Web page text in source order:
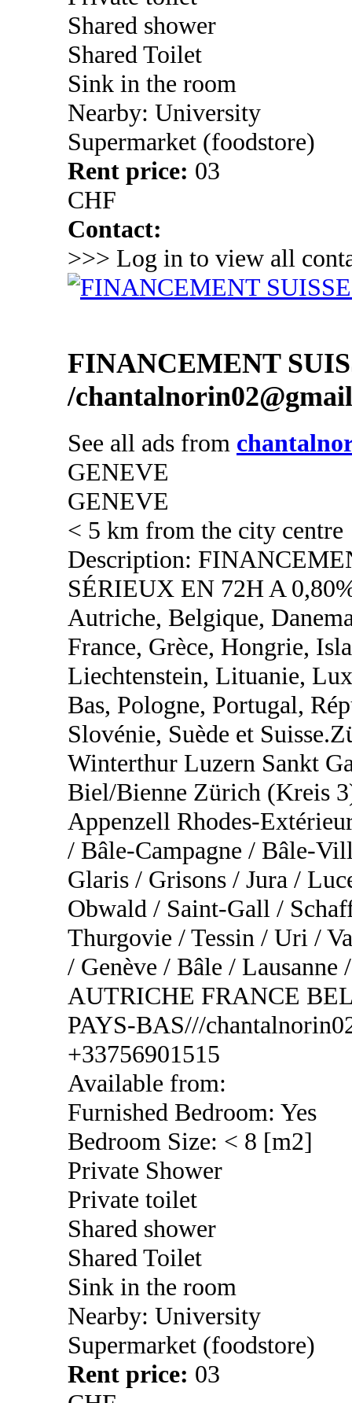
Shared shower
Shared Toilet
Sink in the room
Nearby: University
Supermarket (foodstore)
Rent price: 03
CHF
Contact:
>>> Log in to view all
FINANCEMENT
/
See all ads from
GENEVE
GENEVE
< 5 km from the city centre
Description:
SÉRIEUX EN 72H A
Autriche, Belgique,
France, Grèce, Hongrie,
Liechtenstein, Lituanie,
Bas, Pologne, Portugal,
Slovénie, Suède et
Winterthur Luzern Sankt
Biel/Bienne Zürich (Kreis
Appenzell Rhodes-
/ Bâle-Campagne / Bâle-
Glaris / Grisons / Jura /
Obwald / Saint-Gall /
Thurgovie / Tessin / Uri /
/ Genève / Bâle /
AUTRICHE FRANCE
PAYS-BAS///
+33756901515
Available from:
Furnished Bedroom: Yes
Bedroom Size: < 8 [m2]
Private Shower
Private toilet
Shared shower
Shared Toilet
Sink in the room
Nearby: University
Supermarket (foodstore)
Rent price: 03